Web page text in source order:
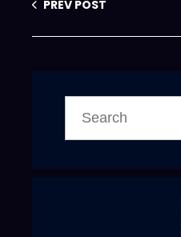
PREV POST